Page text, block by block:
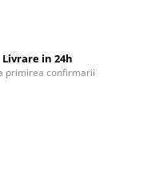
Livrare in 24h
primirea confirmarii